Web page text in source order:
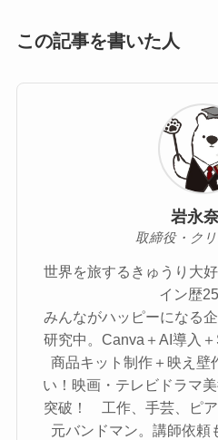
この記事を書いた人
岩永
取締役・ク
世界を旅するきゅうり大
イン歴25
みんながハッピーになる
研究中。Canva＋AI導入
商品キット制作＋映え壁
い！映画・テレビドラマ
突破！ 工作、手芸、ピ
元バンドマン。講師依頼